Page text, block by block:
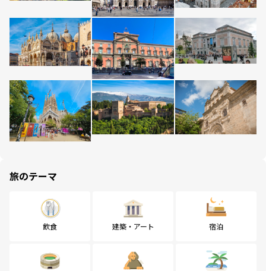
旅のテーマ
飲食 建築・アート 宿泊